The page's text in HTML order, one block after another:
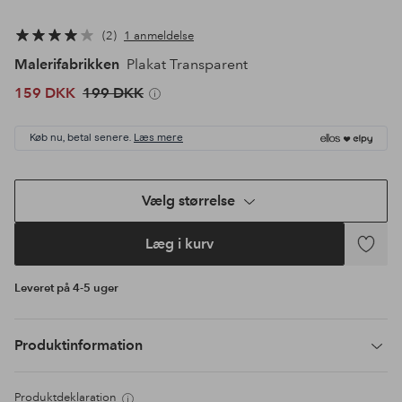
2 1 anmeldelse
Malerifabrikken Plakat Transparent
159 DKK 199 DKK
Køb nu, betal senere. Læs mere
Vælg størrelse
Læg i kurv
Tilføj
Leveret på 4-5 uger
Produktinformation
Produktdeklaration